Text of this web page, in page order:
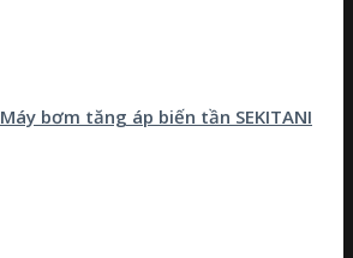
Máy bơm tăng áp biến tần SEKITANI